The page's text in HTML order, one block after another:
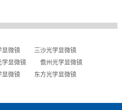
显微镜
三沙光学显微镜
学显微镜
儋州光学显微镜
显微镜
东方光学显微镜